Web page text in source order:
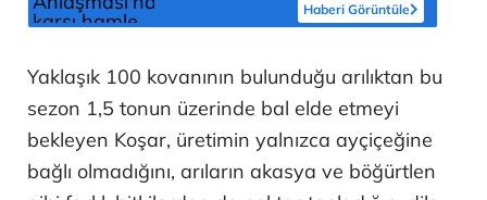
Haberi Görüntüle
Yaklaşık 100 kovanının bulunduğu arılıktan bu
sezon 1,5 tonun üzerinde bal elde etmeyi
bekleyen Koşar, üretimin yalnızca ayçiçeğine
bağlı olmadığını, arıların akasya ve böğürtlen